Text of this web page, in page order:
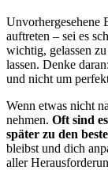
Unvorhergesehene
auftreten – sei es
wichtig, gelassen
lassen. Denke
und nicht um
Wenn etwas nicht
nehmen. Oft sind
später zu den
bleibst und dich
aller